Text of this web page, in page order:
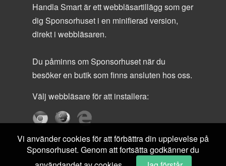
Handla Smart är ett webbläsartillägg som ger
dig Sponsorhuset i en minifierad version,
direkt i webbläsaren.
Du påminns om Sponsorhuset när du
besöker en butik som finns ansluten hos oss.
Välj webbläsare för att installera:
Vi använder cookies för att förbättra din upplevelse på
Sponsorhuset. Genom att fortsätta godkänner du